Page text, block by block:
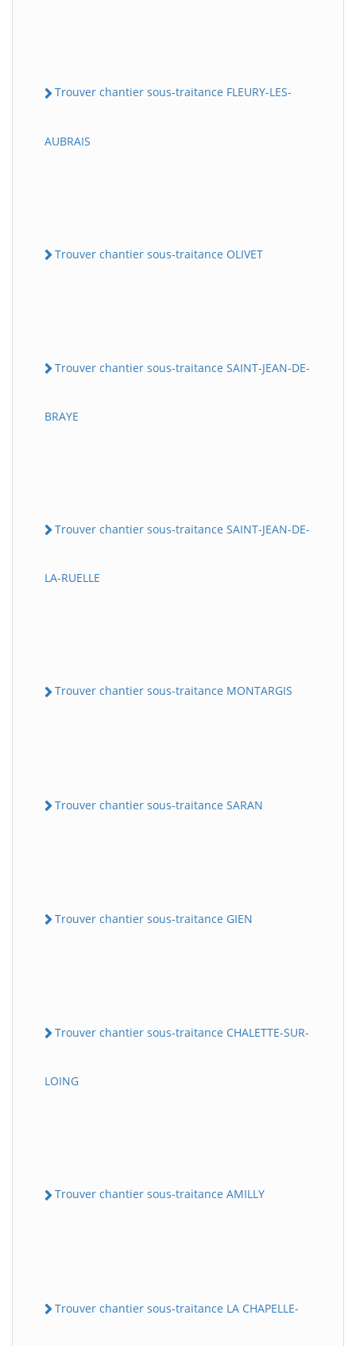
Trouver chantier sous-traitance FLEURY-LES-
AUBRAIS
Trouver chantier sous-traitance OLIVET
Trouver chantier sous-traitance SAINT-JEAN-DE-
BRAYE
Trouver chantier sous-traitance SAINT-JEAN-DE-
LA-RUELLE
Trouver chantier sous-traitance MONTARGIS
Trouver chantier sous-traitance SARAN
Trouver chantier sous-traitance GIEN
Trouver chantier sous-traitance CHALETTE-SUR-
LOING
Trouver chantier sous-traitance AMILLY
Trouver chantier sous-traitance LA CHAPELLE-